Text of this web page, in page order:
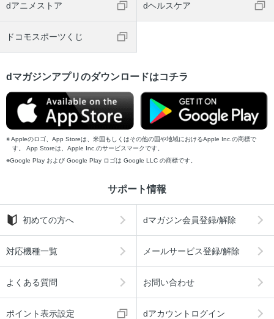
dアニメストア dヘルスケア
ドコモスポーツくじ
dマガジンアプリのダウンロードはコチラ
Appleのロゴ、App Storeは、米国もしくはその他の国や地域におけるApple Inc.の商標で
す。 App Storeは、Apple Inc.のサービスマークです。
Google Play および Google Play ロゴは Google LLC の商標です。
サポート情報
初めての方へ dマガジン会員登録/解除
対応機種一覧 メールサービス登録/解除
よくある質問 お問い合わせ
ポイント表示設定 dアカウントログイン